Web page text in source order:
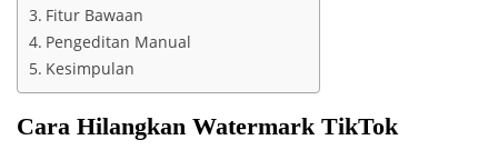
Fitur Bawaan
Pengeditan Manual
Kesimpulan
Cara Hilangkan Watermark TikTok